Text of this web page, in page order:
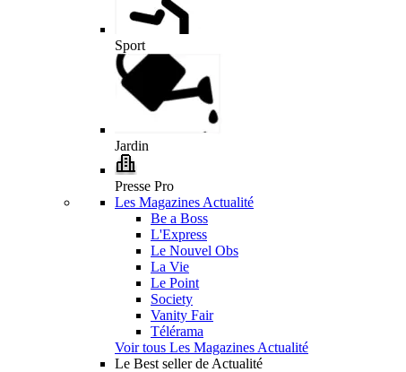
Sport
Jardin
Presse Pro
Les Magazines Actualité
Be a Boss
L'Express
Le Nouvel Obs
La Vie
Le Point
Society
Vanity Fair
Télérama
Voir tous Les Magazines Actualité
Le Best seller de Actualité